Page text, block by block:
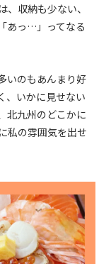
収納も少ない、
あっ…」ってなる
いのもあんまり好
、いかに見せない
北九州のどこかに
私の雰囲気を出せ